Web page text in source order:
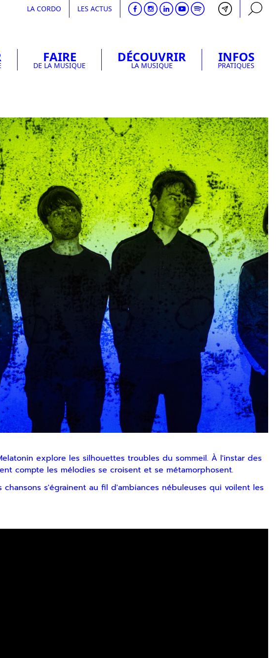
LA CORDO LES ACTUS
FAIRE
DE LA MUSIQUE
DÉCOUVRIR
LA MUSIQUE
INFOS
PRATIQUES
explore les silhouettes troubles du sommeil. À l'instar des
compte les mélodies se croisent et se métamorphosent.
s'égrainent au fil d'ambiances nébuleuses qui voilent les
RECHERCHE